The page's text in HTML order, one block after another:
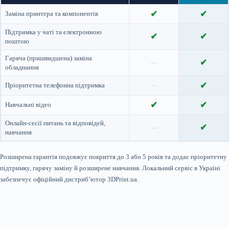
Заміна принтера та компонентів ✔ ✔
Підтримка у чаті та електронною
поштою
✔ ✔
Гаряча (пришвидшена) заміна
обладнання
— ✔
Пріоритетна телефонна підтримка — ✔
Навчальні відео ✔ ✔
Онлайн-сесії питань та відповідей,
навчання
— ✔
Розширена гарантія подовжує покриття до 3 або 5 років та додає пріоритетну
підтримку, гарячу заміну й розширене навчання. Локальний сервіс в Україні
забезпечує офіційний дистриб’ютор 3DPrint.ua.